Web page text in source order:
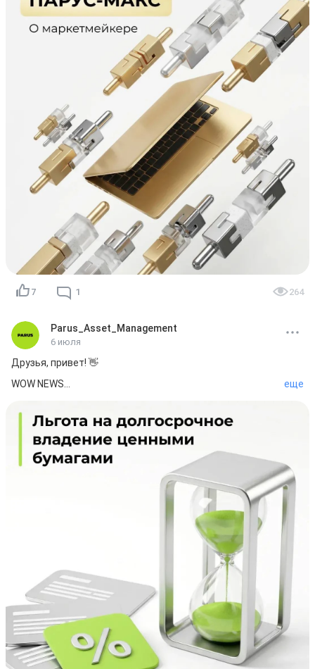
📍 Мы отключили, чтобы посмотреть, как будет
чувствовать себя фонд без его участия.
📍 Наша цель — объективно оценить влияние
маркетмейкера на фонд: ликвидность, объем торгов и
поведение цены на бирже.
1️⃣ Отслеживать динамику торгов и анализировать вашу
2️⃣ Если по итогам анализа мы увидим, что
маркетмейкер действительно поддерживает
комфортную ликвидность фонда, то оперативно
возобновим его работу.
📊 Мы стремимся принимать решения, которые будут
отвечать вашим интересам в долгосрочной
перспективе!
Спасибо, что вы с нами!
Ваш PARUS!💚
7 1 264
Parus_Asset_Management
6 июля
Друзья, привет! 👋
WOW NEWS
Право на применение ЛДВ к паям ЗПИФ снова
закреплено в законодательстве🔥
📊 Это важное изменение для рынка коллективных
инвестиций: при продаже или погашении паев льгота
позволяет инвесторам освободить свой доход от
1️⃣ Непрерывный срок владения паями — не менее 3 лет.
3️⃣ Лимит льготы — до 3 млн ₽ за каждый год владения.
4️⃣ Паи должны обращаться на организованном рынке.
Пишите в комментариях, какие налоговые вопросы
разобрать еще!
Ваш PARUS!💚
еще